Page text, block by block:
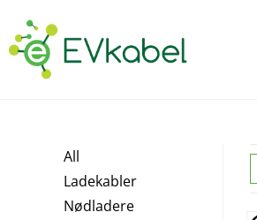
All
Ladekabler
Nødladere